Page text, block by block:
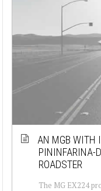
AN MGB WITH
PININFARINA-
ROADSTER
The MG EX224